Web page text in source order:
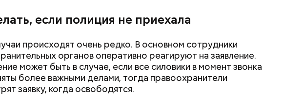
если полиция не приехала
происходят очень редко. В основном сотрудники
органов оперативно реагируют на заявление.
может быть в случае, если все силовики в момент звонка
более важными делами, тогда правоохранители
заявку, когда освободятся.
масло;